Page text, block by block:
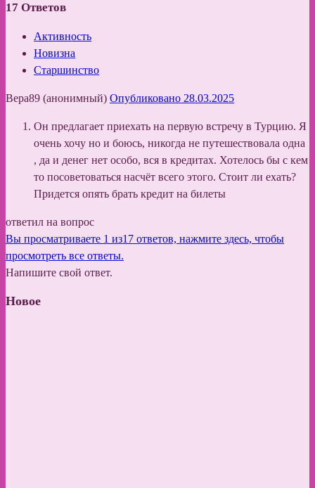
17 Ответов
Активность
Новизна
Старшинство
Вера89 (анонимный) Опубликовано 28.03.2025
Он предлагает приехать на первую встречу в Турцию. Я
очень хочу но и боюсь, никогда не путешествовала одна
, да и денег нет особо, вся в кредитах. Хотелось бы с кем
то посоветоваться насчёт всего этого. Стоит ли ехать?
Придется опять брать кредит на билеты
ответил на вопрос
Вы просматриваете 1 из17 ответов, нажмите здесь, чтобы
просмотреть все ответы.
Напишите свой ответ.
Новое